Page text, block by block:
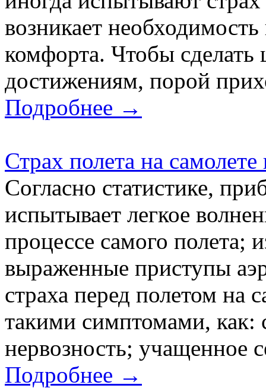
возникает
комфорта. Чтобы
достижениям, порой
Подробнее →
Страх полета на
Согласно статистике,
испытывает легкое
процессе самого полета;
выраженные приступы
страха перед полетом на
такими симптомами, как:
нервозность; учащенное
Подробнее →